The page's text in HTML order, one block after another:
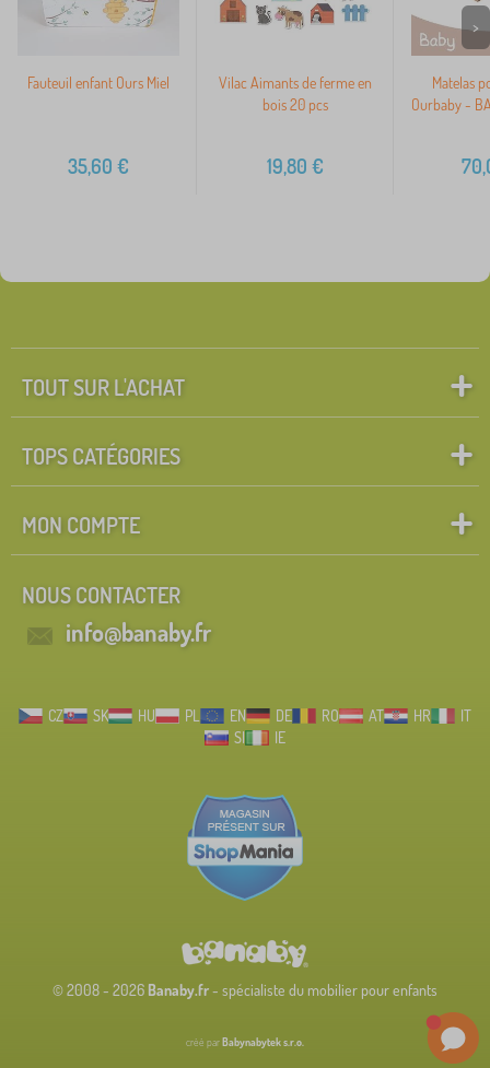
Fauteuil enfant Ours Miel
35,60 €
Vilac Aimants de ferme en
bois 20 pcs
19,80 €
Matelas
Ourbaby -
>
TOUT SUR L'ACHAT
TOPS CATÉGORIES
MON COMPTE
NOUS CONTACTER
info@banaby.fr
CZ SK HU PL EN DE RO AT HR
IT
SI
IE
© 2008 - 2026 Banaby.fr- spécialiste du mobilier pour enfants
créé par Babynabytek s.r.o.